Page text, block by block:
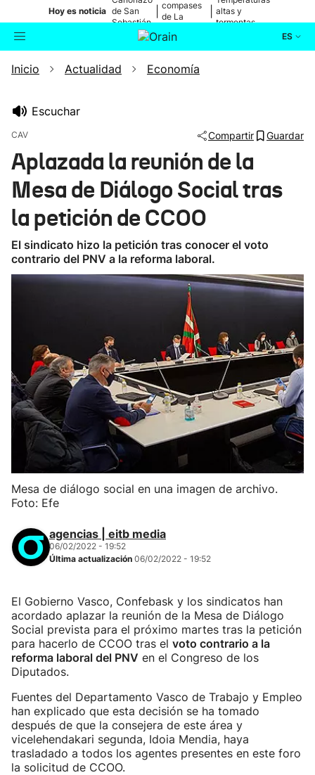
Hoy es noticia de San
Sebastián
compases
de La
altas y
tormentas
ES
Buscador Actualidad
Ikusmiran
Eguraldia
Inicio Actualidad Economía
Escuchar
CAV Compartir Guardar
Aplazada la reunión de la
Mesa de Diálogo Social tras
la petición de CCOO
El sindicato hizo la petición tras conocer el voto
contrario del PNV a la reforma laboral.
Mesa de diálogo social en una imagen de archivo.
Foto: Efe
agencias | eitb media
06/02/2022 - 19:52
Última actualización 06/02/2022 - 19:52
El Gobierno Vasco, Confebask y los sindicatos han
acordado aplazar la reunión de la Mesa de Diálogo
Social prevista para el próximo martes tras la petición
para hacerlo de CCOO tras el voto contrario a la
reforma laboral del PNV en el Congreso de los
Diputados.
Fuentes del Departamento Vasco de Trabajo y Empleo
han explicado que esta decisión se ha tomado
después de que la consejera de este área y
vicelehendakari segunda, Idoia Mendia, haya
trasladado a todos los agentes presentes en este foro
la solicitud de CCOO.